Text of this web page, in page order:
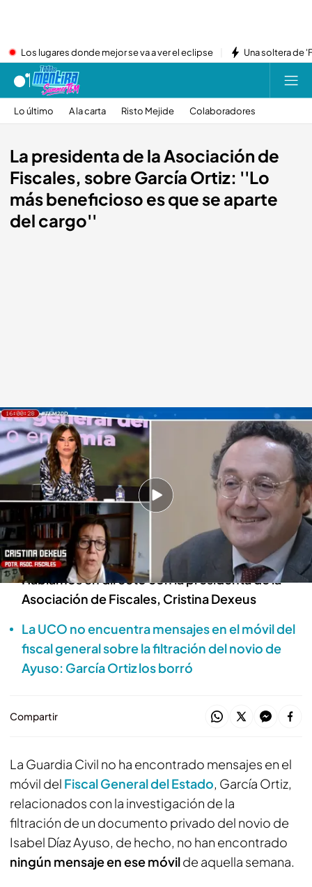
Los lugares donde mejor se va a ver el eclipse Una soltera de
Lo último A la carta Risto Mejide Colaboradores
La presidenta de la Asociación de
Fiscales, sobre García Ortiz: ''Lo
más beneficioso es que se aparte
del cargo''
Hablamos con Cristina Dexeus
Todo es mentira
20 DIC 2024 - 16:29h.
La Unidad Central Operativa de la Guardia Civil
ha encontrado "cero mensajes" en los
dispositivos del fiscal general del Estado
Hablamos en directo con la presidenta de la
Asociación de Fiscales, Cristina Dexeus
La UCO no encuentra mensajes en el móvil del
fiscal general sobre la filtración del novio de
Ayuso: García Ortiz los borró
Compartir
La Guardia Civil no ha encontrado mensajes en el
móvil del Fiscal General del Estado, García Ortiz,
relacionados con la investigación de la
filtración de un documento privado del novio de
Isabel Díaz Ayuso, de hecho, no han encontrado
ningún mensaje en ese móvilde aquella semana.